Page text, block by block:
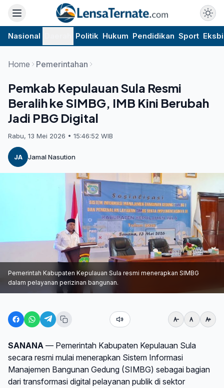
Nasional Politik Hukum Pendidikan Sport
Home Pemerintahan
Pemkab Kepulauan Sula Resmi
Beralih ke SIMBG, IMB Kini Berubah
Jadi PBG Digital
Rabu, 13 Mei 2026 • 15:46:52 WIB
JA Jamal Nasution
Pemerintah Kabupaten Kepulauan Sula resmi menerapkan SIMBG
dalam pelayanan perizinan bangunan.
SANANA — Pemerintah Kabupaten Kepulauan Sula
secara resmi mulai menerapkan Sistem Informasi
Manajemen Bangunan Gedung (SIMBG) sebagai bagian
dari transformasi digital pelayanan publik di sektor